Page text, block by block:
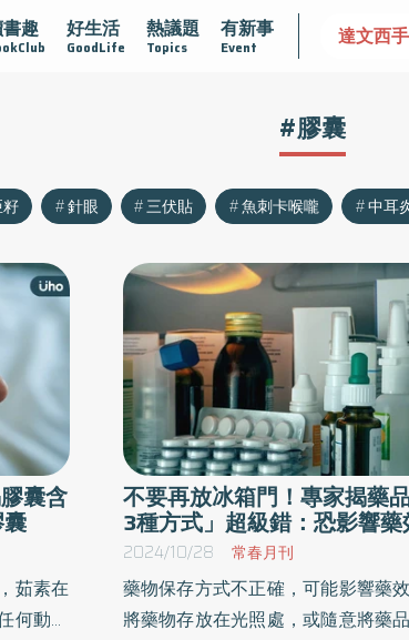
趣 好生活
GoodLife
熱議題
Topics
有新事
Event
視 認識攝護腺肥大 守護骨骼健康 達文西
#膠囊
針眼 三伏貼 魚刺卡喉嚨 中耳
囊含
茹素在
何動物
不要再放冰箱門！專家揭藥
3種方式」超級錯：恐影響
2024/10/28 常春月刊
藥物保存方式不正確，可能影響藥
將藥物存放在光照處，或隨意將藥